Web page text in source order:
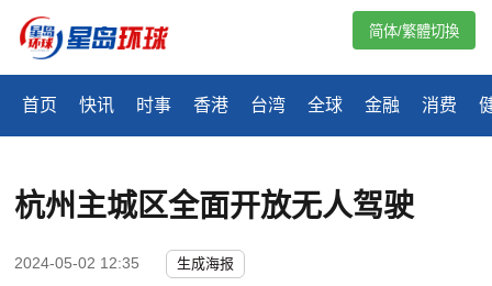
首页 快讯 时事 香港 台湾 全球 金融 消费
简体/繁體切換
杭州主城区全面开放无人驾驶
2024-05-02 12:35 生成海报